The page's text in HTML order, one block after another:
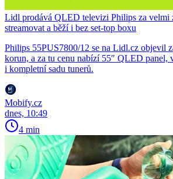
Lidl prodává QLED televizi Philips za velmi
streamovat a běží i bez set-top boxu
Philips 55PUS7800/12 se na Lidl.cz objevil
korun, a za tu cenu nabízí 55″ QLED panel,
i kompletní sadu tunerů.
Mobify.cz
dnes, 10:49
4 min